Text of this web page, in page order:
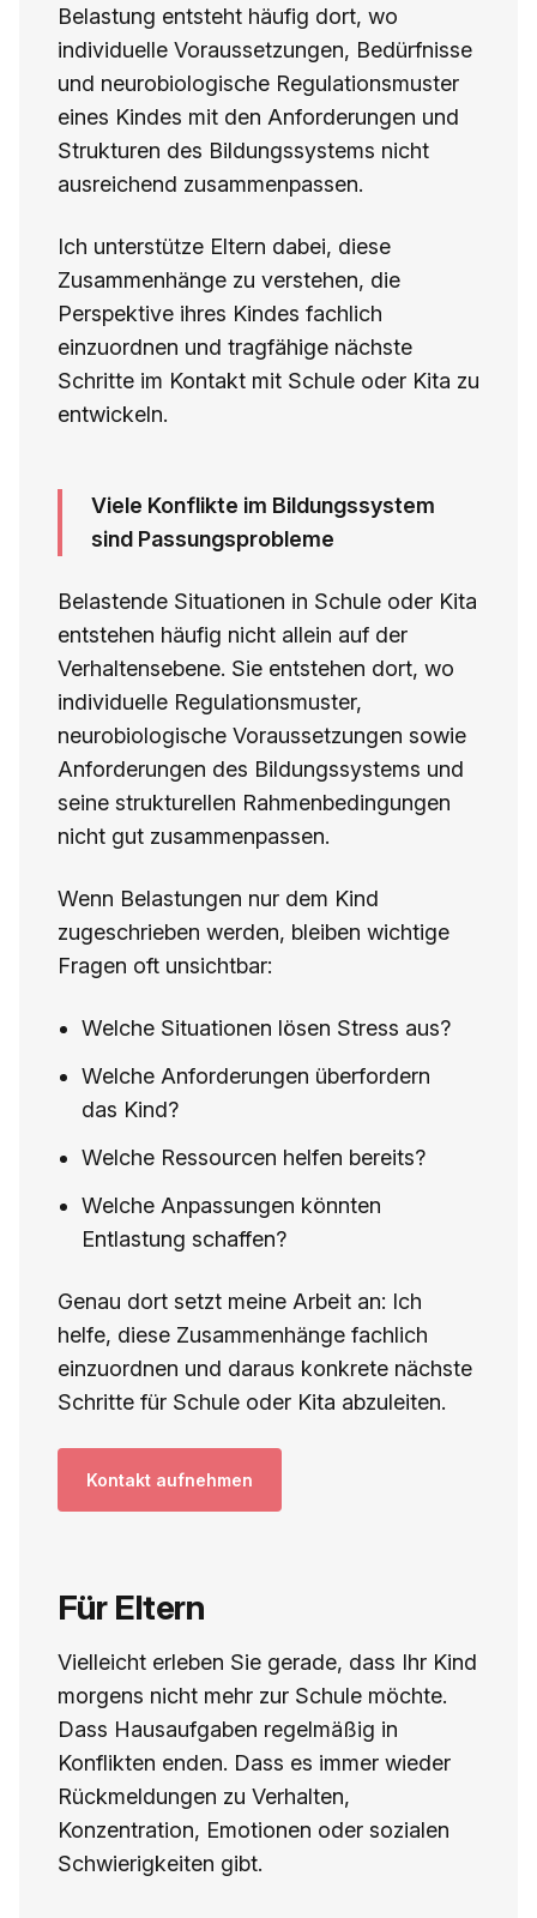
Belastung entsteht häufig dort, wo
individuelle Voraussetzungen, Bedürfnisse
und neurobiologische Regulationsmuster
eines Kindes mit den Anforderungen und
Strukturen des Bildungssystems nicht
ausreichend zusammenpassen.
Ich unterstütze Eltern dabei, diese
Zusammenhänge zu verstehen, die
Perspektive ihres Kindes fachlich
einzuordnen und tragfähige nächste
Schritte im Kontakt mit Schule oder Kita zu
entwickeln.
Viele Konflikte im Bildungssystem
sind Passungsprobleme
Belastende Situationen in Schule oder Kita
entstehen häufig nicht allein auf der
Verhaltensebene. Sie entstehen dort, wo
individuelle Regulationsmuster,
neurobiologische Voraussetzungen sowie
Anforderungen des Bildungssystems und
seine strukturellen Rahmenbedingungen
nicht gut zusammenpassen.
Wenn Belastungen nur dem Kind
zugeschrieben werden, bleiben wichtige
Fragen oft unsichtbar:
Welche Situationen lösen Stress aus?
Welche Anforderungen überfordern
das Kind?
Welche Ressourcen helfen bereits?
Welche Anpassungen könnten
Entlastung schaffen?
Genau dort setzt meine Arbeit an: Ich
helfe, diese Zusammenhänge fachlich
einzuordnen und daraus konkrete nächste
Schritte für Schule oder Kita abzuleiten.
Kontakt aufnehmen
Für Eltern
Vielleicht erleben Sie gerade, dass Ihr Kind
morgens nicht mehr zur Schule möchte.
Dass Hausaufgaben regelmäßig in
Konflikten enden. Dass es immer wieder
Rückmeldungen zu Verhalten,
Konzentration, Emotionen oder sozialen
Schwierigkeiten gibt.